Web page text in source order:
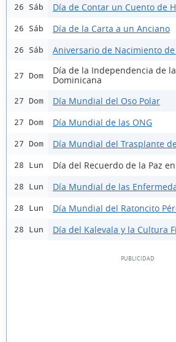
26 Sáb Día de Contar un Cuento de
26 Sáb Día de la Carta a un Anciano
26 Sáb Aniversario de Nacimiento
27 Dom
Día de la Independencia de
Dominicana
27 Dom Día Mundial del Oso Polar
27 Dom Día Mundial de las ONG
27 Dom Día Mundial del Trasplante
28 Lun Día del Recuerdo de la Paz
28 Lun Día Mundial de las
28 Lun Día Mundial del Ratoncito
28 Lun Día del Kalevala y la Cultura